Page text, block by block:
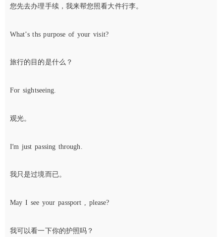
您先去办理手续，我来帮您照看大件行李。
What’s ths purpose of your visit?
旅行的目的是什么？
For sightseeing.
观光。
I’m just passing through.
我只是过境而已。
May I see your passport , please?
我可以看一下你的护照吗？